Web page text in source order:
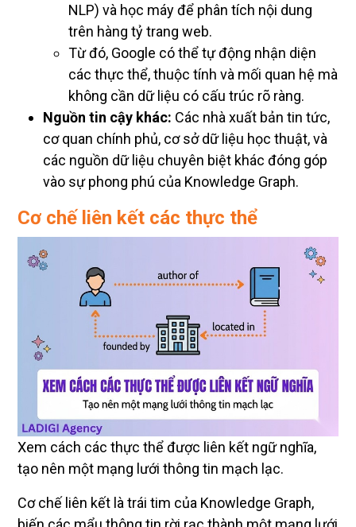
NLP) và học máy để phân tích nội dung
trên hàng tỷ trang web.
Từ đó, Google có thể tự động nhận diện
các thực thể, thuộc tính và mối quan hệ mà
không cần dữ liệu có cấu trúc rõ ràng.
Nguồn tin cậy khác: Các nhà xuất bản tin tức,
cơ quan chính phủ, cơ sở dữ liệu học thuật, và
các nguồn dữ liệu chuyên biệt khác đóng góp
vào sự phong phú của Knowledge Graph.
Cơ chế liên kết các thực thể
Xem cách các thực thể được liên kết ngữ nghĩa,
tạo nên một mạng lưới thông tin mạch lạc.
Cơ chế liên kết là trái tim của Knowledge Graph,